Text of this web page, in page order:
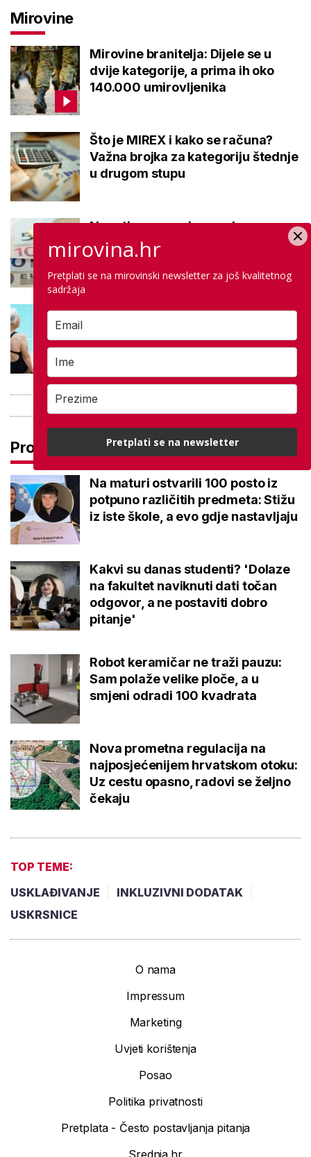
Mirovine
Mirovine branitelja: Dijele se u
dvije kategorije, a prima ih oko
140.000 umirovljenika
Što je MIREX i kako se računa?
Važna brojka za kategoriju štednje
u drugom stupu
Negativna promjena u drugom
stupu: Srpanjski prinosi većine
fondova otišli u minus
Kupanje u ovom gradu i sutra
ohladiti tijekom toplinskog vala
Pročitaj još
Na maturi ostvarili 100 posto iz
potpuno različitih predmeta: Stižu
iz iste škole, a evo gdje nastavljaju
Kakvi su danas studenti? 'Dolaze
na fakultet naviknuti dati točan
odgovor, a ne postaviti dobro
pitanje'
Robot keramičar ne traži pauzu:
Sam polaže velike ploče, a u
smjeni odradi 100 kvadrata
Nova prometna regulacija na
najposjećenijem hrvatskom otoku:
Uz cestu opasno, radovi se željno
čekaju
TOP TEME:
USKLAĐIVANJE
INKLUZIVNI DODATAK
USKRSNICE
O nama
Impressum
Marketing
Uvjeti korištenja
Posao
Politika privatnosti
Pretplata - Često postavljanja pitanja
Srednja.hr
mirovina.hr
Pretplati se na mirovinski newsletter za još kvalitetnog
sadržaja
Pretplati se na newsletter